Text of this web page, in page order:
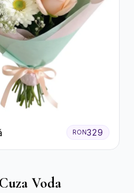
RON329
Voda